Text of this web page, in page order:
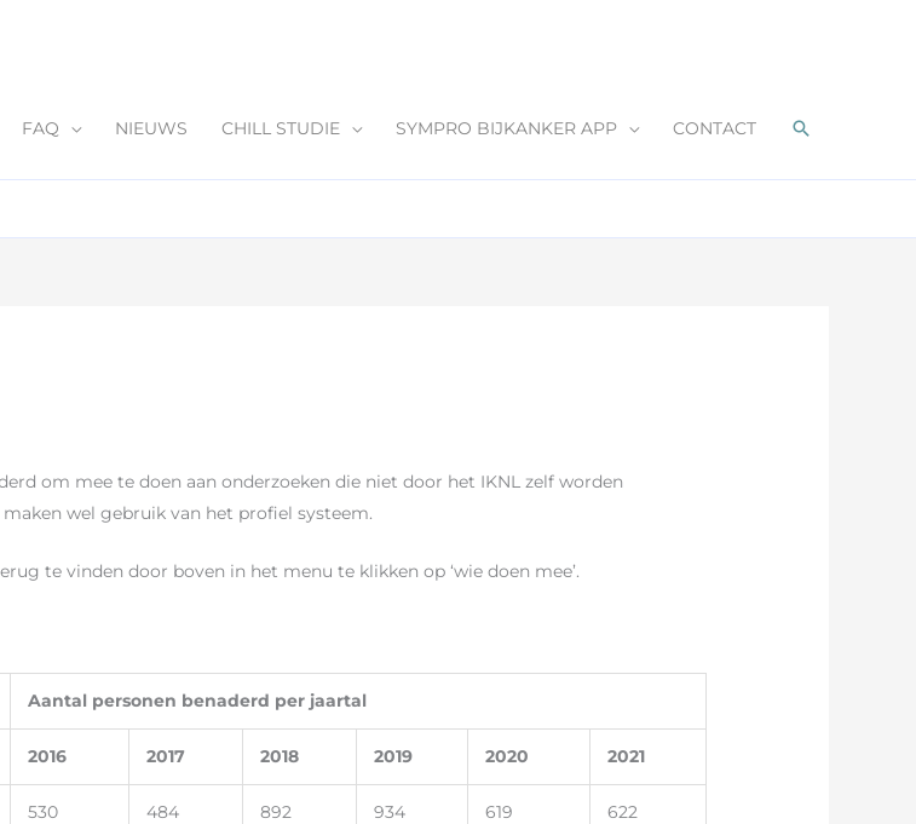
FAQ NIEUWS CHILL STUDIE SYMPRO BIJKANKER APP CONTACT Zoeken
om mee te doen aan onderzoeken die niet door het IKNL zelf worden
wel gebruik van het profiel systeem.
te vinden door boven in het menu te klikken op ‘wie doen mee’.
Aantal personen benaderd per jaartal
2016 2017 2018 2019 2020 2021
530 484 892 934 619 622